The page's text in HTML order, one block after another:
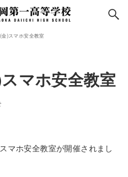
)スマホ安全教室
マホ安全教室
マホ安全教室が開催されまし